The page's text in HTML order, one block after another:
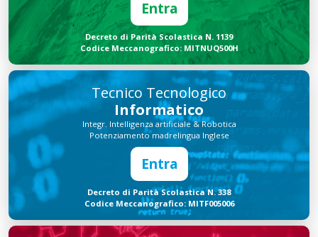
Entra
Decreto di Parità Scolastica N. 1139
Codice Meccanografico: MITNUQ500H
Tecnico Tecnologico
Informatico
Integr. Intelligenza artificiale & Robotica
Potenziamento madrelingua Inglese
Entra
Decreto di Parità Scolastica N. 338
Codice Meccanografico: MITF005006